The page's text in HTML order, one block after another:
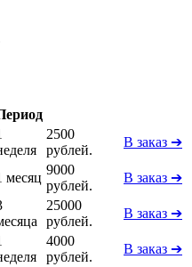
2500
рублей.
В заказ ➔
месяц
9000
рублей.
В заказ ➔
25000
рублей.
В заказ ➔
4000
рублей.
В заказ ➔